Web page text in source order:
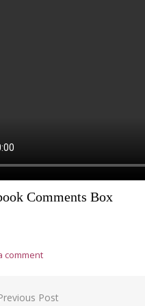
Comments Box
comment
Post